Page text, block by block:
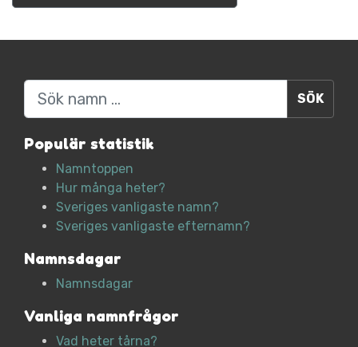
Sök
Populär statistik
Namntoppen
Hur många heter?
Sveriges vanligaste namn?
Sveriges vanligaste efternamn?
Namnsdagar
Namnsdagar
Vanliga namnfrågor
Vad heter tårna?